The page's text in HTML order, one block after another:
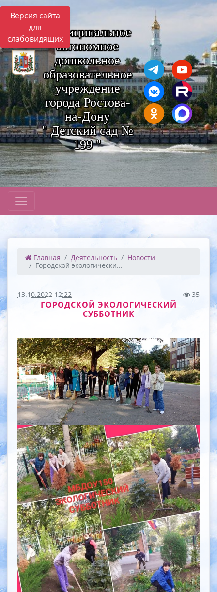
Версия сайта
для
слабовидящихМуниципальное
автономное
дошкольное
образовательное
учреждение
города Ростова-
на-Дону
" Детский сад №
199 "
Главная Деятельность
Новости
Городской экологически...
13.10.2022 12:22 35
ГОРОДСКОЙ ЭКОЛОГИЧЕСКИЙ
СУББОТНИК